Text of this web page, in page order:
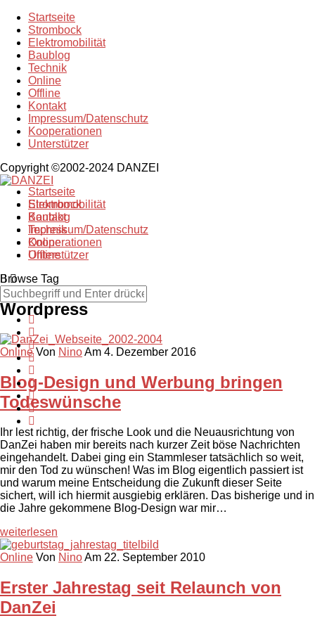
Startseite
Strombock
Elektromobilität
Baublog
Technik
Online
Offline
Kontakt
Impressum/Datenschutz
Kooperationen
Unterstützer
Copyright ©2002-2024 DANZEI
Startseite
Strombock
Kontakt
Impressum/Datenschutz
Kooperationen
Unterstützer
Elektromobilität
Baublog
Technik
Online
Offline
Browse Tag
Wordpress
Online Von NinoAm 4. Dezember 2016
Blog-Design und Werbung bringen
Todeswünsche
Ihr lest richtig, der frische Look und die Neuausrichtung von
DanZei haben mir bereits nach kurzer Zeit böse Nachrichten
eingehandelt. Dabei ging ein Stammleser tatsächlich so weit,
mir den Tod zu wünschen! Was im Blog eigentlich passiert ist
und warum meine Entscheidung die Zukunft dieser Seite
sichert, will ich hiermit ausgiebig erklären. Das bisherige und in
die Jahre gekommene Blog-Design war mir…
weiterlesen
Online Von NinoAm 22. September 2010
Erster Jahrestag seit Relaunch von
DanZei